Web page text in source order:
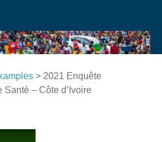
> 2021 Enquête
Santé – Côte d’Ivoire